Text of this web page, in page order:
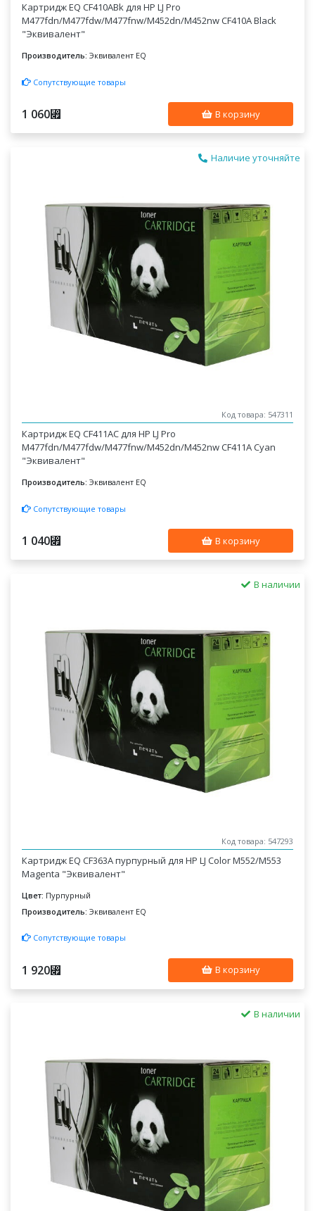
Картридж EQ CF410ABk для HP LJ Pro
M477fdn/M477fdw/M477fnw/M452dn/M452nw CF410A Black
"Эквивалент"
Производитель: Эквивалент EQ
Сопутствующие товары
1 060⃏ В корзину
Наличие уточняйте
Код товара: 547311
Картридж EQ CF411AC для HP LJ Pro
M477fdn/M477fdw/M477fnw/M452dn/M452nw CF411A Cyan
"Эквивалент"
Производитель: Эквивалент EQ
Сопутствующие товары
1 040⃏ В корзину
В наличии
Код товара: 547293
Картридж EQ CF363A пурпурный для НР LJ Color M552/M553
Magenta "Эквивалент"
Цвет: Пурпурный
Производитель: Эквивалент EQ
Сопутствующие товары
1 920⃏ В корзину
В наличии